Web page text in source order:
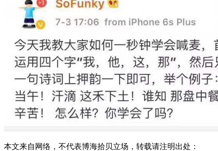
本文来自网络，不代表博海拾贝立场，转载请注明出处：